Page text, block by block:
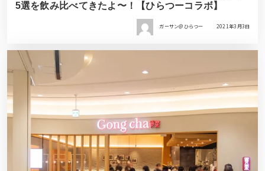
5選を飲み比べてきたよ〜！【ひらつーコラボ】
ガーサン＠ひらつー 2021年3月3日